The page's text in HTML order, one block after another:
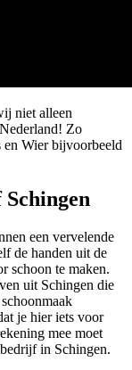
niet alleen
Zo
Wier bijvoorbeeld
een vervelende
de handen uit de
schoon te maken.
uit Schingen die
je hier iets voor
mee moet
in Schingen.